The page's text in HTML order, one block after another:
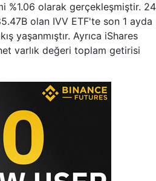
%1.06 olarak gerçekleşmiştir. 24
olan IVV ETF'te son 1 ayda
yaşanmıştır. Ayrıca iShares
varlık değeri toplam getirisi